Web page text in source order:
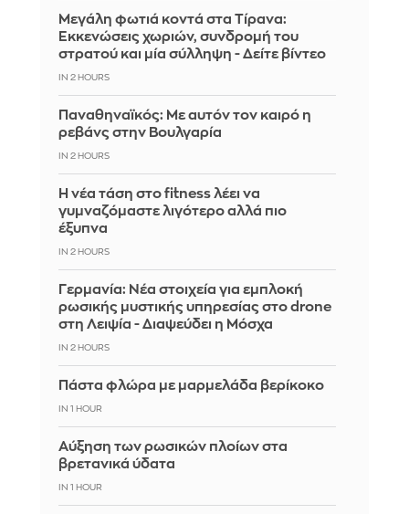
Μεγάλη φωτιά κοντά στα Τίρανα:
Εκκενώσεις χωριών, συνδρομή του
στρατού και μία σύλληψη - Δείτε βίντεο
IN 2 HOURS
Παναθηναϊκός: Με αυτόν τον καιρό η
ρεβάνς στην Βουλγαρία
IN 2 HOURS
Η νέα τάση στο fitness λέει να
γυμναζόμαστε λιγότερο αλλά πιο
έξυπνα
IN 2 HOURS
Γερμανία: Νέα στοιχεία για εμπλοκή
ρωσικής μυστικής υπηρεσίας στο drone
στη Λειψία - Διαψεύδει η Μόσχα
IN 2 HOURS
Πάστα φλώρα με μαρμελάδα βερίκοκο
IN 1 HOUR
Αύξηση των ρωσικών πλοίων στα
βρετανικά ύδατα
IN 1 HOUR